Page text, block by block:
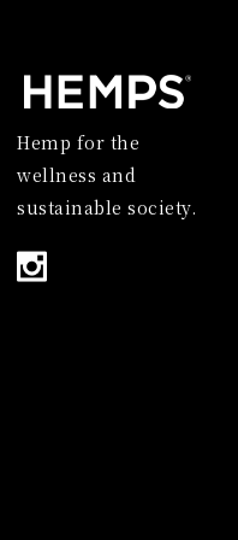
Hemp for the
wellness and
sustainable society.